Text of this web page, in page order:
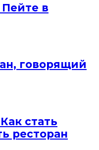
Пейте в
говорящий
стать
ресторан